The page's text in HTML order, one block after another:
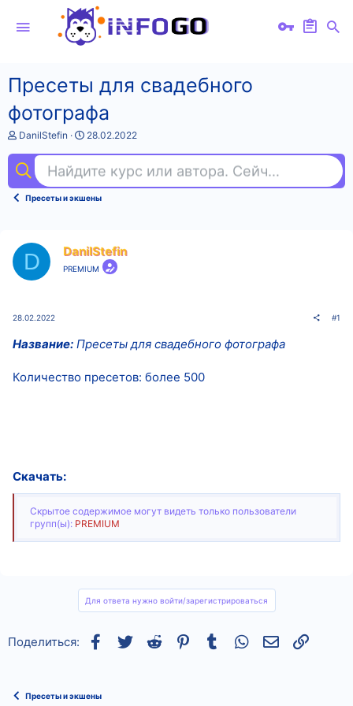
Пресеты для свадебного
фотографа
А
т
о
т
DanilStefin
Д
а
н
а
а
28.02.2022
Найдите курс или автора. Сейчас ищут
Пресеты и экшены
D DanilStefin
PREMIUM
28.02.2022 #1
Название: Пресеты для свадебного фотографа
Количество пресетов: более 500
Скачать:
Скрытое содержимое могут видеть только пользователи
групп(ы): PREMIUM
Для ответа нужно войти/зарегистрироваться
Поделиться: Facebook
TwitterReddit Pinterest
Tumblr WhatsAppСсылка
Пресеты и экшены